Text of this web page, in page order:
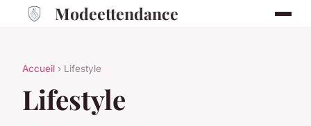
Modeettendance
Accueil › Lifestyle
Lifestyle